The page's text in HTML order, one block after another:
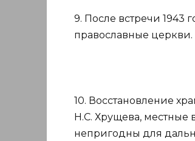
9. После встречи 1943
православные церкви.
10. Восстановление
Н.С. Хрущева, местные
непригодны для